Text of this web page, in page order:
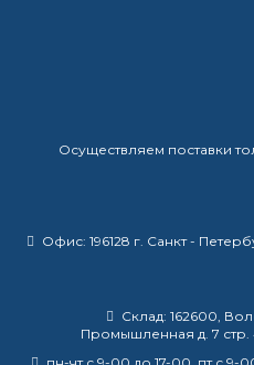
покрытие?
Можно ли вернуть
продукцию?
Растворитель —
Осуществляем поставки
Офис: 196128 г. Санкт -
Склад: 162600,
Промышленная д. 7